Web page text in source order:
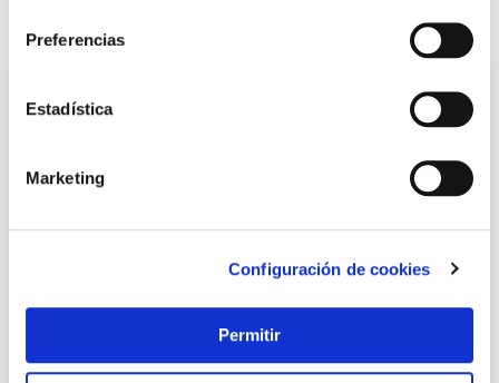
Preferencias
Estadística
Marketing
Configuración de cookies
Permitir
Pila recargable duracell lr03 aaa 750 mah b.4
Duracell